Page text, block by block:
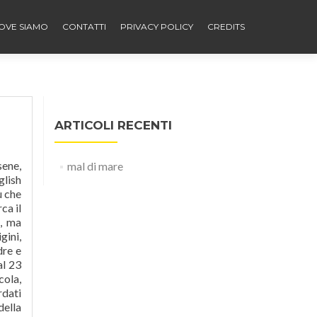
SIAMO CONTATTI PRIVACY POLICY CREDITS
sintomi del mal di mare: Tutto inizia con un malessere indefinito, accompagnato da senso di disgusto e ansia, che potreste imputare ad un gran numero di cause psicologiche e fisiche. I disturbi dovuti alla chinetosi scompaiono quando il paziente scende dal mezzo di trasporto o dalla giostra. Eppure per molto tempo sul disturbo da
ARTICOLI RECENTI
mal di mare